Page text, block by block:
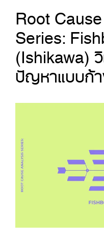
Root
Series:
(Ishikawa) วิ
ปัญหาแบบก้